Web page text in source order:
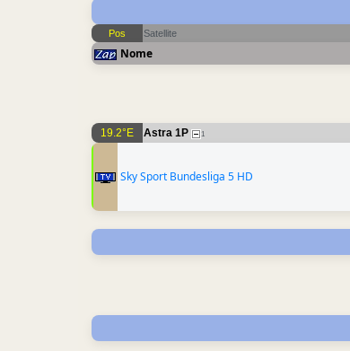
Pos Satellite
Nome
19.2°E Astra 1P 1
Sky Sport Bundesliga 5 HD